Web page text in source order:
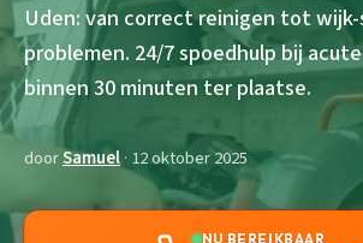
Uden: van correct reinigen tot
problemen. 24/7 spoedhulp bij
binnen 30 minuten ter plaatse.
doorSamuel· 12 oktober 2025
NU BEREIKBAAR